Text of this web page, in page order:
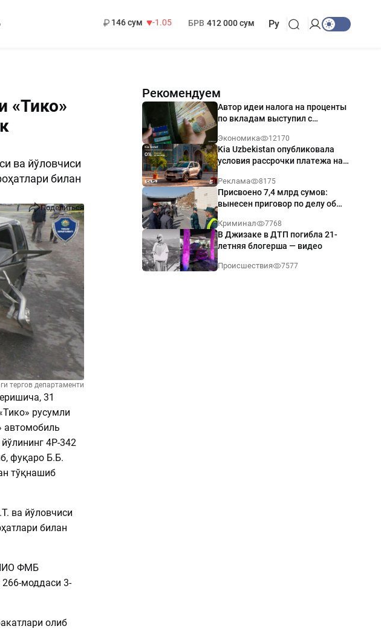
146 сум
-1.05
БРВ 412 000 сум Ру
«Тико»
ва йўловчиси
билан
Поделиться
тергов департаменти
31
русумли
автомобиль
4Р-342
фуқаро Б.Б.
тўқнашиб
ва йўловчиси
билан
ФМБ
моддаси 3-
олиб
Рекомендуем
Автор идеи налога на проценты
по вкладам выступил с
Экономика 12170
Kia Uzbekistan опубликовала
условия рассрочки платежа на
годовых
Реклама 8175
Присвоено 7,4 млрд сумов:
вынесен приговор по делу об
Ташкенте
Криминал 7768
В Джизаке в ДТП погибла 21-
летняя блогерша — видео
Происшествия 7577